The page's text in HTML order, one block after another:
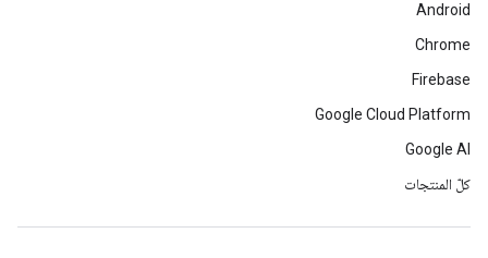
Android
Chrome
Firebase
Google Cloud Platform
Google AI
كلّ المنتجات